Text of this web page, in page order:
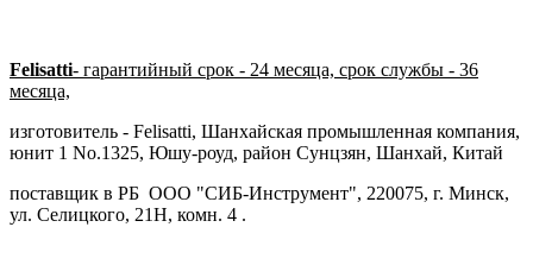
Felisatti- гарантийный срок - 24 месяца, срок службы - 36
месяца,
изготовитель - Felisatti, Шанхайская промышленная компания,
юнит 1 No.1325, Юшу-роуд, район Сунцзян, Шанхай, Китай
поставщик в РБ ООО "СИБ-Инструмент", 220075, г. Минск,
ул. Селицкого, 21Н, комн. 4 .